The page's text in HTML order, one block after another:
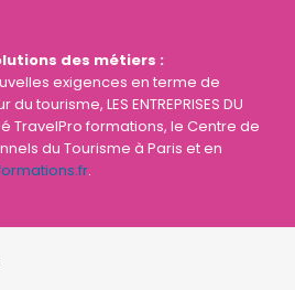
des métiers :
exigences en terme de
tourisme, LES ENTREPRISES DU
TravelPro formations, le Centre de
du Tourisme à Paris et en
.